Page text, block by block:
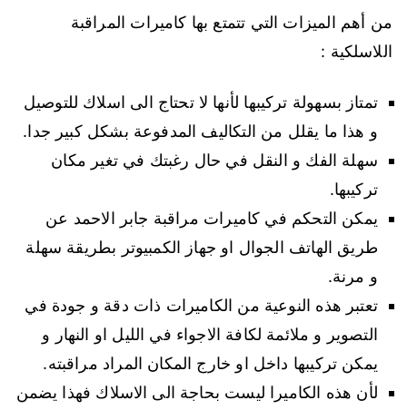
من أهم الميزات التي تتمتع بها كاميرات المراقبة
اللاسلكية :
تمتاز بسهولة تركيبها لأنها لا تحتاج الى اسلاك للتوصيل
و هذا ما يقلل من التكاليف المدفوعة بشكل كبير جدا.
سهلة الفك و النقل في حال رغبتك في تغير مكان
تركيبها.
يمكن التحكم في كاميرات مراقبة جابر الاحمد عن
طريق الهاتف الجوال او جهاز الكمبيوتر بطريقة سهلة
و مرنة.
تعتبر هذه النوعية من الكاميرات ذات دقة و جودة في
التصوير و ملائمة لكافة الاجواء في الليل او النهار و
يمكن تركيبها داخل او خارج المكان المراد مراقبته.
لأن هذه الكاميرا ليست بحاجة الى الاسلاك فهذا يضمن